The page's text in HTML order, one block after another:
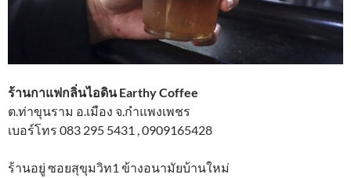
ร้านกาแฟกลิ่นไอดิน Earthy Coffee
ต.ท่าขุนราม อ.เมือง จ.กำแพงเพชร
เบอร์โทร 083 295 5431 , 0909165428
ร้านอยู่ ซอยสุขุมวิท1 ข้างอนามัยบ้านใหม่